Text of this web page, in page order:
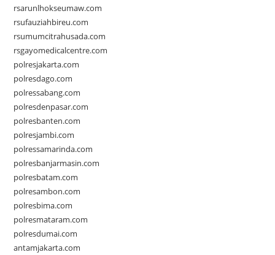
rsarunlhokseumaw.com
rsufauziahbireu.com
rsumumcitrahusada.com
rsgayomedicalcentre.com
polresjakarta.com
polresdago.com
polressabang.com
polresdenpasar.com
polresbanten.com
polresjambi.com
polressamarinda.com
polresbanjarmasin.com
polresbatam.com
polresambon.com
polresbima.com
polresmataram.com
polresdumai.com
antamjakarta.com